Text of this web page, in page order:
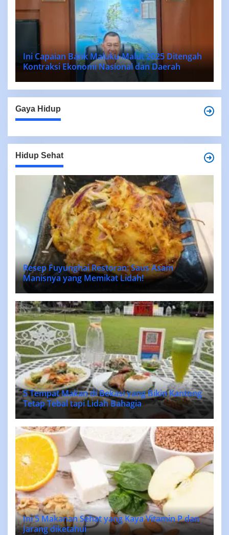
Ini Capaian Bank Maluku-Malut 2025 Ditengah
Kontraksi Ekonomi Nasional dan Daerah
Gaya Hidup
Hidup Sehat
Resep Fuyunghai Restoran: Saus Asam
Manisnya yang Memikat Lidah!
5 Tempat Makan di Bekasi yang Bikin Kantong
Tetap Tebal tapi Lidah Bahagia
Ini 5 Makanan Sehat yang Kaya Vitamin P dan
Jarang diketahui